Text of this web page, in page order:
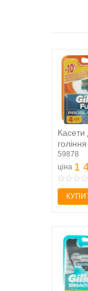
Касети
Fusion
Power
59878
ціна 1